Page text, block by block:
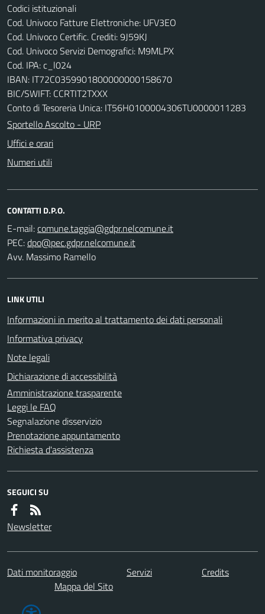
Codici istituzionali
Cod. Univoco Fatture Elettroniche: UFV3EO
Cod. Univoco Certific. Crediti: 9J59KJ
Cod. Univoco Servizi Demografici: M9MLPX
Cod. IPA: c_l024
IBAN: IT72C0359901800000000158670
BIC/SWIFT: CCRTIT2TXXX
Conto di Tesoreria Unica: IT56H0100004306TU0000011283
Sportello Ascolto - URP
Uffici e orari
Numeri utili
CONTATTI D.P.O.
E-mail:
PEC:
Avv. Massimo Ramello
LINK UTILI
Informazioni in merito al trattamento dei dati personali
Informativa privacy
Note legali
Dichiarazione di accessibilità
Amministrazione trasparente
Leggi le FAQ
Segnalazione disservizio
Prenotazione appuntamento
Richiesta d'assistenza
SEGUICI SU
Newsletter
Dati monitoraggio Servizi
Credits
Mappa del Sito